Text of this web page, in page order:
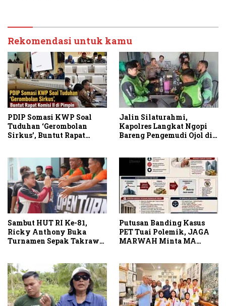
Rekomendasi untuk kamu
PDIP Somasi KWP Soal
Tuduhan ‘Gerombolan
Sirkus’, Buntut Rapat
Jalin Silaturahmi,
Kapolres Langkat Ngopi
Bareng Pengemudi Ojol di
Sambut HUT RI Ke-81,
Ricky Anthony Buka
Turnamen Sepak Takraw
Putusan Banding Kasus
PET Tuai Polemik, JAGA
MARWAH Minta MA